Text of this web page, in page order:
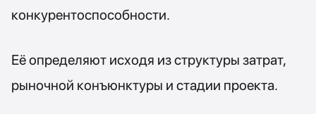
конкурентоспособности.
Её определяют исходя из структуры затрат,
рыночной конъюнктуры и стадии проекта.